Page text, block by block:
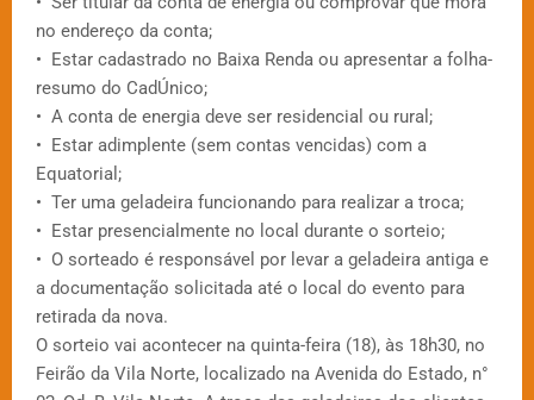
no endereço da conta;
• Estar cadastrado no Baixa Renda ou apresentar a folha-
resumo do CadÚnico;
• A conta de energia deve ser residencial ou rural;
• Estar adimplente (sem contas vencidas) com a
Equatorial;
• Ter uma geladeira funcionando para realizar a troca;
• Estar presencialmente no local durante o sorteio;
• O sorteado é responsável por levar a geladeira antiga e
a documentação solicitada até o local do evento para
retirada da nova.
O sorteio vai acontecer na quinta-feira (18), às 18h30, no
Feirão da Vila Norte, localizado na Avenida do Estado, n°